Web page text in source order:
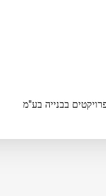
בבנייה בע"מ